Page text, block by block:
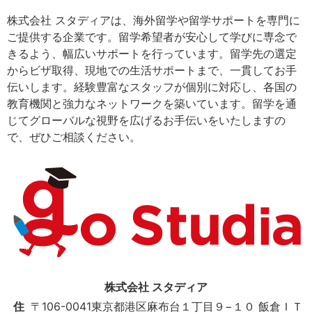
株式会社 スタディアは、海外留学や留学サポートを専門に
ご提供する企業です。留学希望者が安心して学びに専念で
きるよう、幅広いサポートを行っています。留学先の選定
からビザ取得、現地での生活サポートまで、一貫してお手
伝いします。経験豊富なスタッフが個別に対応し、各国の
教育機関と強力なネットワークを築いています。留学を通
じてグローバルな視野を広げるお手伝いをいたしますの
で、ぜひご相談ください。
株式会社 スタディア
住 〒106-0041東京都港区麻布台１丁目９−１０ 飯倉ＩＴ